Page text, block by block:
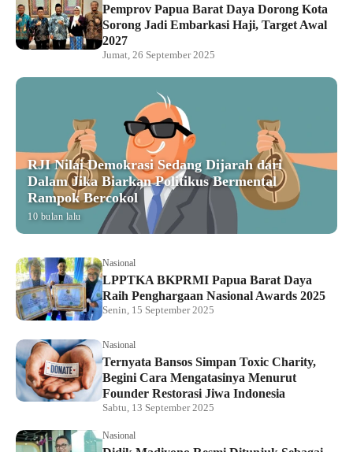
Pemprov Papua Barat Daya Dorong Kota
Sorong Jadi Embarkasi Haji, Target Awal
2027
Jumat, 26 September 2025
RJI Nilai Demokrasi Sedang Dijarah dari
Dalam Jika Biarkan Politikus Bermental
Rampok Bercokol
10 bulan lalu
Nasional
LPPTKA BKPRMI Papua Barat Daya
Raih Penghargaan Nasional Awards 2025
Senin, 15 September 2025
Nasional
Ternyata Bansos Simpan Toxic Charity,
Begini Cara Mengatasinya Menurut
Founder Restorasi Jiwa Indonesia
Sabtu, 13 September 2025
Nasional